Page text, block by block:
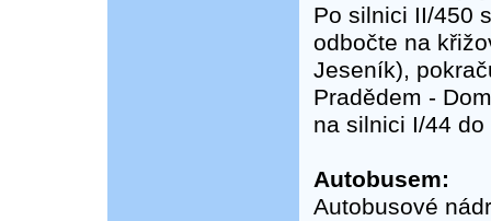
Po silnici II/450
odbočte na
Jeseník),
Pradědem -
na silnici I/44
Autobusem:
Autobusové